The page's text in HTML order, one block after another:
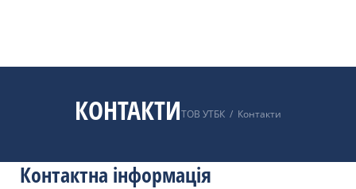
КОНТАКТИТОВ УТБК / Контакти
Контактна інформація